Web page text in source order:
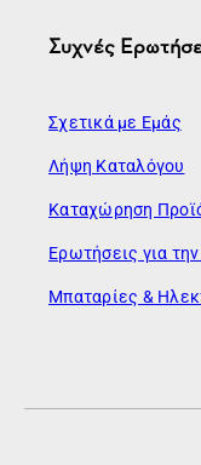
Συχνές
Σχετικά με Εμάς
Λήψη Καταλόγου
Καταχώρηση
Ερωτήσεις για
Μπαταρίες &